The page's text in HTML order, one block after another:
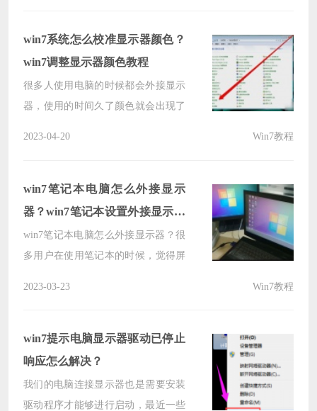
不知道要如何解决，有两种方式可以
让显示器恢复全屏显示，本期win7教
程就来和大伙分
win7系统怎么校准显示器颜色？
win7调整显示器颜色教程
很多人使用电脑的时候都会外接显示
器，使用的时间久了颜色就会出现了
准调整，目前还是有很多的人不清楚
具体的操作方法，那么接下来，小编
就来和大伙详细
2023-04-20 Win7教程
win7笔记本电脑怎么外接显示
器？win7笔记本设置外接显示器
方法
win7笔记本电脑怎么外接显示器？很
多用户在使用笔记本的时候，觉得屏
win7教程就来和广大用户们分享详细
的解决方法，一起来看看具体步骤
吧。
2023-03-23 Win7教程
win7提示电脑显示器驱动已停止
响应怎么解决？
我们的电脑连接显示器也是需要安装
驱动程序才能够进行启动，最近一些